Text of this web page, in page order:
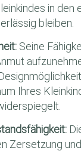
in den
bleiben.
Seine
Ihres
Zersetzung